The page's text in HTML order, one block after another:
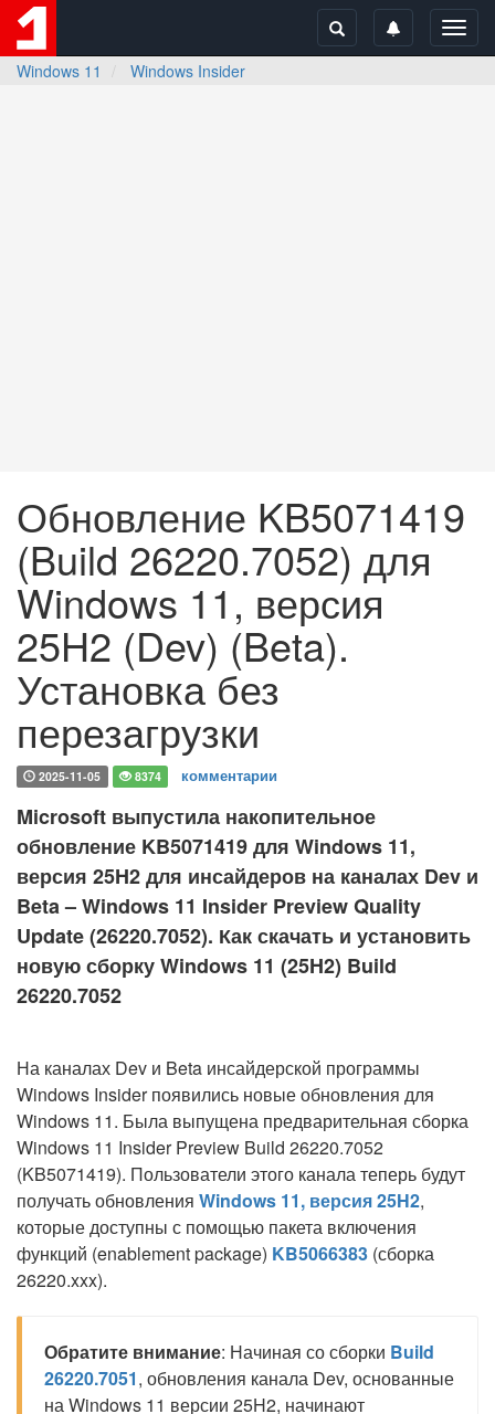
Windows 11
Windows Insider
Обновление KB5071419
(Build 26220.7052) для
Windows 11, версия
25H2 (Dev) (Beta).
Установка без
перезагрузки
2025-11-05 8374 комментарии
Microsoft выпустила накопительное
обновление KB5071419 для Windows 11,
версия 25H2 для инсайдеров на каналах Dev и
Beta – Windows 11 Insider Preview Quality
Update (26220.7052). Как скачать и установить
новую сборку Windows 11 (25H2) Build
26220.7052
На каналах Dev и Beta инсайдерской программы
Windows Insider появились новые обновления для
Windows 11. Была выпущена предварительная сборка
Windows 11 Insider Preview Build 26220.7052
(KB5071419). Пользователи этого канала теперь будут
получать обновления Windows 11, версия 25H2,
которые доступны с помощью пакета включения
функций (enablement package) KB5066383 (сборка
26220.xxx).
Обратите внимание: Начиная со сборки Build
26220.7051, обновления канала Dev, основанные
на Windows 11 версии 25H2, начинают